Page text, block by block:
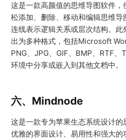
这是一款高颜值的思维导图软件
松添加、删除、移动和编辑思维
连线表示逻辑关系或层次结构。
出为多种格式，包括Microsoft
PNG、JPG、GIF、BMP、RTF、
环境中分享或嵌入到其他文档中。
六、Mindnode
这是一款专为苹果生态系统设计
优雅的界面设计、易用性和强大的